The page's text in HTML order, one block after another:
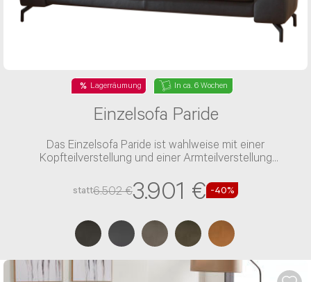
Lagerräumung In ca. 6 Wochen
Einzelsofa Paride
Das Einzelsofa Paride ist wahlweise mit einer
Kopfteilverstellung und einer Armteilverstellung
statt6.502 €3.901 € -40%